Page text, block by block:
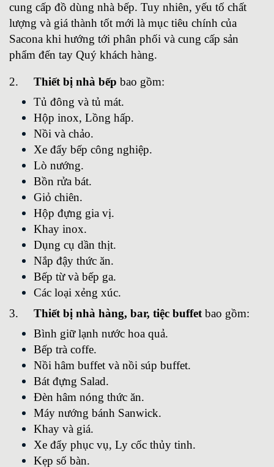
cung cấp đồ dùng nhà bếp. Tuy nhiên, yếu tố chất
lượng và giá thành tốt mới là mục tiêu chính của
Sacona khi hướng tới phân phối và cung cấp sản
phẩm đến tay Quý khách hàng.
2. Thiết bị nhà bếp bao gồm:
Tủ đông và tủ mát.
Hộp inox, Lồng hấp.
Nồi và chảo.
Xe đẩy bếp công nghiệp.
Lò nướng.
Bồn rửa bát.
Giỏ chiên.
Hộp đựng gia vị.
Khay inox.
Dụng cụ dần thịt.
Nắp đậy thức ăn.
Bếp từ và bếp ga.
Các loại xẻng xúc.
3. Thiết bị nhà hàng, bar, tiệc buffet bao gồm:
Bình giữ lạnh nước hoa quả.
Bếp trà coffe.
Nồi hâm buffet và nồi súp buffet.
Bát đựng Salad.
Đèn hâm nóng thức ăn.
Máy nướng bánh Sanwick.
Khay và giá.
Xe đẩy phục vụ, Ly cốc thủy tinh.
Kẹp số bàn.